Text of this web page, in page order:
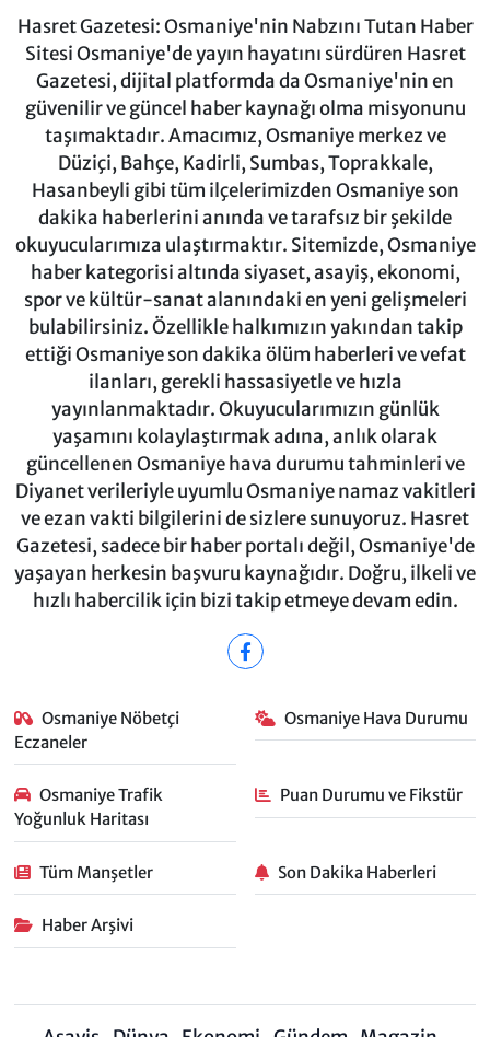
Hasret Gazetesi: Osmaniye'nin Nabzını Tutan Haber
Sitesi Osmaniye'de yayın hayatını sürdüren Hasret
Gazetesi, dijital platformda da Osmaniye'nin en
güvenilir ve güncel haber kaynağı olma misyonunu
taşımaktadır. Amacımız, Osmaniye merkez ve
Düziçi, Bahçe, Kadirli, Sumbas, Toprakkale,
Hasanbeyli gibi tüm ilçelerimizden Osmaniye son
dakika haberlerini anında ve tarafsız bir şekilde
okuyucularımıza ulaştırmaktır. Sitemizde, Osmaniye
haber kategorisi altında siyaset, asayiş, ekonomi,
spor ve kültür-sanat alanındaki en yeni gelişmeleri
bulabilirsiniz. Özellikle halkımızın yakından takip
ettiği Osmaniye son dakika ölüm haberleri ve vefat
ilanları, gerekli hassasiyetle ve hızla
yayınlanmaktadır. Okuyucularımızın günlük
yaşamını kolaylaştırmak adına, anlık olarak
güncellenen Osmaniye hava durumu tahminleri ve
Diyanet verileriyle uyumlu Osmaniye namaz vakitleri
ve ezan vakti bilgilerini de sizlere sunuyoruz. Hasret
Gazetesi, sadece bir haber portalı değil, Osmaniye'de
yaşayan herkesin başvuru kaynağıdır. Doğru, ilkeli ve
hızlı habercilik için bizi takip etmeye devam edin.
Osmaniye Nöbetçi
Eczaneler
Osmaniye Hava Durumu
Osmaniye Trafik
Yoğunluk Haritası
Puan Durumu ve Fikstür
Tüm Manşetler Son Dakika Haberleri
Haber Arşivi